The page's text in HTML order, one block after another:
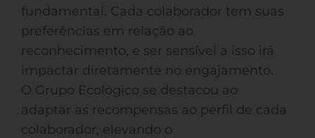
fundamental. Cada colaborador tem suas
preferências em relação ao
reconhecimento, e ser sensível a isso irá
impactar diretamente no engajamento.
O Grupo Ecológico se destacou ao
adaptar as recompensas ao perfil de cada
colaborador, elevando o